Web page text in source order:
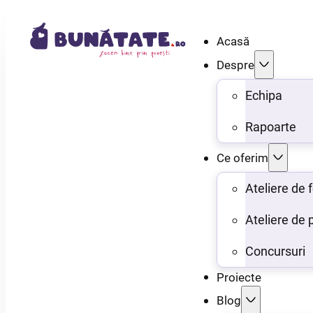
Acasă
Despre
Echipa
Rapoarte
Ce oferim
Ateliere de
Ateliere de
Concursuri
Proiecte
Blog